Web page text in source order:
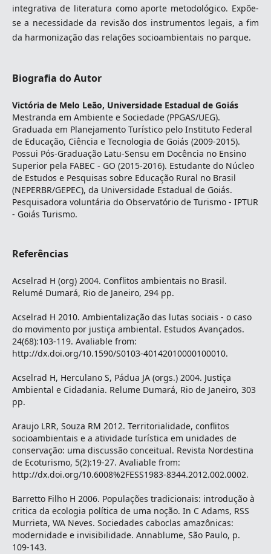
integrativa de literatura como aporte metodológico. Expõe-
se a necessidade da revisão dos instrumentos legais, a fim
da harmonização das relações socioambientais no parque.
Biografia do Autor
Victória de Melo Leão, Universidade Estadual de Goiás
Mestranda em Ambiente e Sociedade (PPGAS/UEG).
Graduada em Planejamento Turístico pelo Instituto Federal
de Educação, Ciência e Tecnologia de Goiás (2009-2015).
Possui Pós-Graduação Latu-Sensu em Docência no Ensino
Superior pela FABEC - GO (2015-2016). Estudante do Núcleo
de Estudos e Pesquisas sobre Educação Rural no Brasil
(NEPERBR/GEPEC), da Universidade Estadual de Goiás.
Pesquisadora voluntária do Observatório de Turismo - IPTUR
- Goiás Turismo.
Referências
Acselrad H (org) 2004. Conflitos ambientais no Brasil.
Relumé Dumará, Rio de Janeiro, 294 pp.
Acselrad H 2010. Ambientalização das lutas sociais - o caso
do movimento por justiça ambiental. Estudos Avançados.
24(68):103-119. Avaliable from:
http://dx.doi.org/10.1590/S0103-40142010000100010.
Acselrad H, Herculano S, Pádua JA (orgs.) 2004. Justiça
Ambiental e Cidadania. Relume Dumará, Rio de Janeiro, 303
pp.
Araujo LRR, Souza RM 2012. Territorialidade, conflitos
socioambientais e a atividade turística em unidades de
conservação: uma discussão conceitual. Revista Nordestina
de Ecoturismo, 5(2):19-27. Avaliable from:
http://dx.doi.org/10.6008%2FESS1983-8344.2012.002.0002.
Barretto Filho H 2006. Populações tradicionais: introdução à
critica da ecologia política de uma noção. In C Adams, RSS
Murrieta, WA Neves. Sociedades caboclas amazônicas:
modernidade e invisibilidade. Annablume, São Paulo, p.
109-143.